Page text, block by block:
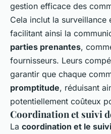
gestion efficace des
Cela inclut la
facilitant ainsi la
parties prenantes,
fournisseurs. Leurs
garantir que chaque
promptitude, réduisant
potentiellement coûteux
Coordination et suivi
La coordination et le